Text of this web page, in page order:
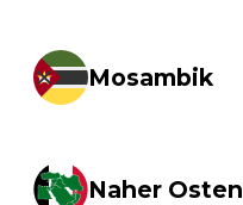
Mosambik
Naher Osten